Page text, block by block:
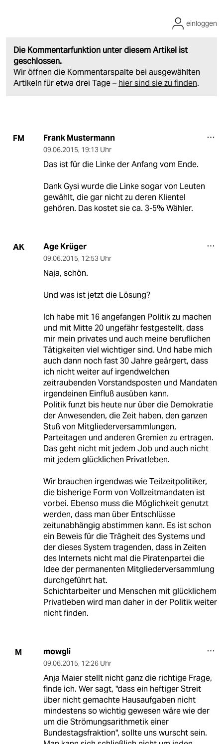
Die Kommentarfunktion unter diesem Artikel ist
geschlossen.
Wir öffnen die Kommentarspalte bei ausgewählten
Artikeln für etwa drei Tage – hier sind sie zu finden.
einloggen
FM Frank Mustermann
09.06.2015, 19:13 Uhr
Das ist für die Linke der Anfang vom Ende.
Dank Gysi wurde die Linke sogar von Leuten
gewählt, die gar nicht zu deren Klientel
gehören. Das kostet sie ca. 3-5% Wähler.
AK Age Krüger
09.06.2015, 12:53 Uhr
Naja, schön.
Und was ist jetzt die Lösung?
Ich habe mit 16 angefangen Politik zu machen
und mit Mitte 20 ungefähr festgestellt, dass
mir mein privates und auch meine beruflichen
Tätigkeiten viel wichtiger sind. Und habe mich
auch dann noch fast 30 Jahre geärgert, dass
ich nicht weiter auf irgendwelchen
zeitraubenden Vorstandsposten und Mandaten
irgendeinen Einfluß ausüben kann.
Politik funzt bis heute nur über die Demokratie
der Anwesenden, die Zeit haben, den ganzen
Stuß von Mitgliederversammlungen,
Parteitagen und anderen Gremien zu ertragen.
Das geht nicht mit jedem Job und auch nicht
mit jedem glücklichen Privatleben.
Wir brauchen irgendwas wie Teilzeitpolitiker,
die bisherige Form von Vollzeitmandaten ist
vorbei. Ebenso muss die Möglichkeit genutzt
werden, dass man über Entschlüsse
zeitunabhängig abstimmen kann. Es ist schon
ein Beweis für die Trägheit des Systems und
der dieses System tragenden, dass in Zeiten
des Internets nicht mal die Piratenpartei die
Idee der permanenten Mitgliederversammlung
durchgeführt hat.
Schichtarbeiter und Menschen mit glücklichem
Privatleben wird man daher in der Politik weiter
nicht finden.
M mowgli
09.06.2015, 12:26 Uhr
Anja Maier stellt nicht ganz die richtige Frage,
finde ich. Wer sagt, "dass ein heftiger Streit
über nicht gemachte Hausaufgaben nicht
mindestens so wichtig gewesen wäre wie der
um die Strömungsarithmetik einer
Bundestagsfraktion", sollte uns wurscht sein.